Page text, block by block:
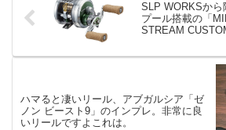
SLP WORKSから
プール搭載の「
STREAM
ハマると凄いリール、アブガルシア「ゼ
ノン ビースト9」のインプレ。非常に良
いリールですよこれは。